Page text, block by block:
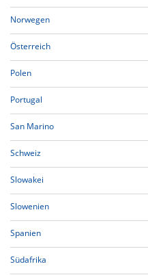
Norwegen
Österreich
Polen
Portugal
San Marino
Schweiz
Slowakei
Slowenien
Spanien
Südafrika